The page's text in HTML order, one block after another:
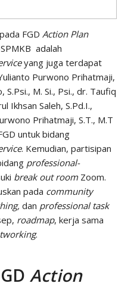
FGD Action Plan
adalah
yang juga terdapat
Purwono Prihatmaji,
S.Psi., M. Si., Psi., dr. Taufiq
Ikhsan Saleh, S.Pd.I.,
Prihatmaji, S.T., M.T
untuk bidang
. Kemudian, partisipan
professional-
break out roomZoom.
pada community
dan professional task
roadmap, kerja sama
.
Action